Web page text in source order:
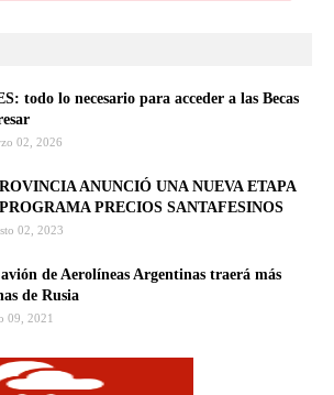
todo lo necesario para acceder a las Becas
02, 2026
ANUNCIÓ UNA NUEVA ETAPA
PRECIOS SANTAFESINOS
02, 2023
de Aerolíneas Argentinas traerá más
de Rusia
09, 2021